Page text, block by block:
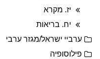
יז. מקרא
יח. בריאות
ערביי ישראל/מגזר ערבי
פילוסופיה